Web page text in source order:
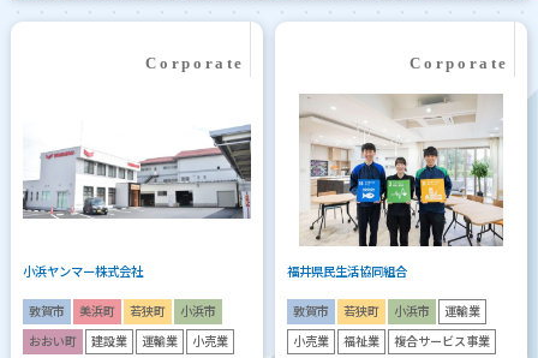
小浜ヤンマー株式会社
敦賀市 美浜町 若狭町 小浜市
おおい町 建設業 運輸業 小売業
福井県民生活協同組合
敦賀市 若狭町 小浜市 運輸業
小売業 福祉業 複合サービス事業